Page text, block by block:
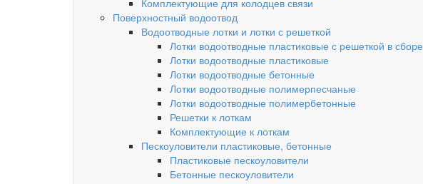
Комплектующие для колодцев связи
Поверхностный водоотвод
Водоотводные лотки и лотки с решеткой
Лотки водоотводные пластиковые с решеткой в сборе
Лотки водоотводные пластиковые
Лотки водоотводные бетонные
Лотки водоотводные полимерпесчаные
Лотки водоотводные полимербетонные
Решетки к лоткам
Комплектующие к лоткам
Пескоуловители пластиковые, бетонные
Пластиковые пескоуловители
Бетонные пескоуловители